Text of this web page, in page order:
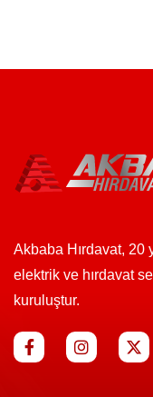
Akbaba Hırdavat, 20
elektrik ve hırdavat
kuruluştur.